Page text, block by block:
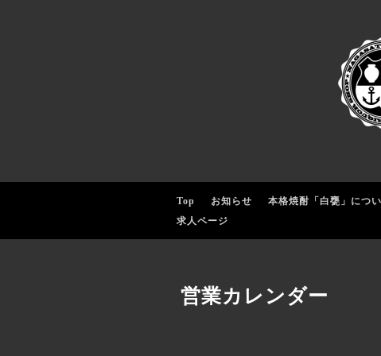
Top お知らせ 本格焼酎「白甕」につい
求人ページ
営業カレンダー